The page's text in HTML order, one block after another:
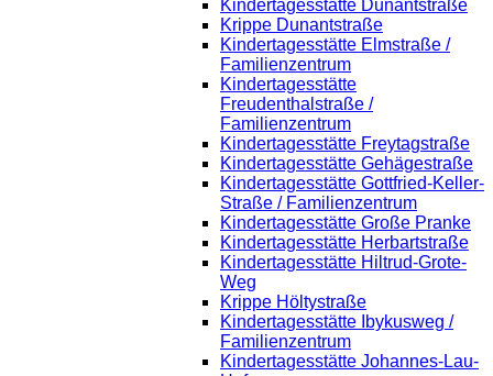
Kindertagesstätte Dunantstraße
Krippe Dunantstraße
Kindertagesstätte Elmstraße /
Familienzentrum
Kindertagesstätte
Freudenthalstraße /
Familienzentrum
Kindertagesstätte Freytagstraße
Kindertagesstätte Gehägestraße
Kindertagesstätte Gottfried-Keller-
Straße / Familienzentrum
Kindertagesstätte Große Pranke
Kindertagesstätte Herbartstraße
Kindertagesstätte Hiltrud-Grote-
Weg
Krippe Höltystraße
Kindertagesstätte Ibykusweg /
Familienzentrum
Kindertagesstätte Johannes-Lau-